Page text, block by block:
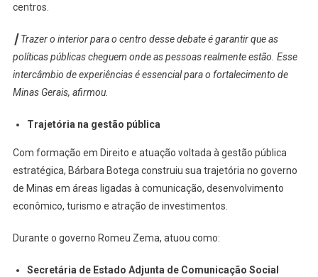
centros.
┃ Trazer o interior para o centro desse debate é garantir que as
políticas públicas cheguem onde as pessoas realmente estão. Esse
intercâmbio de experiências é essencial para o fortalecimento de
Minas Gerais, afirmou.
Trajetória na gestão pública
Com formação em Direito e atuação voltada à gestão pública
estratégica, Bárbara Botega construiu sua trajetória no governo
de Minas em áreas ligadas à comunicação, desenvolvimento
econômico, turismo e atração de investimentos.
Durante o governo Romeu Zema, atuou como:
Secretária de Estado Adjunta de Comunicação Social